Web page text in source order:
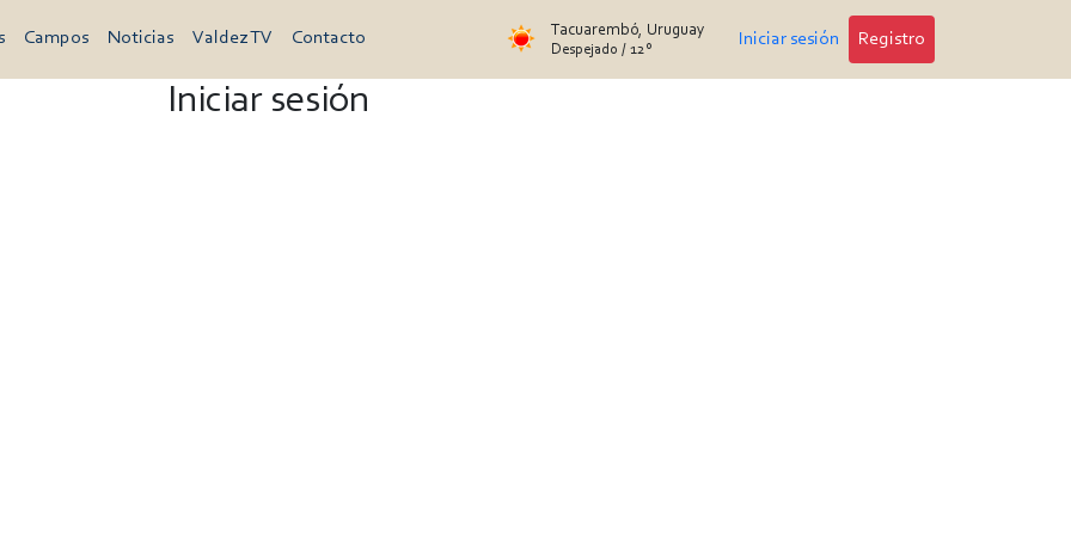
Campos Noticias Valdez TV Contacto Tacuarembó, Uruguay
Despejado / 12° Iniciar sesión Registro
Iniciar sesión